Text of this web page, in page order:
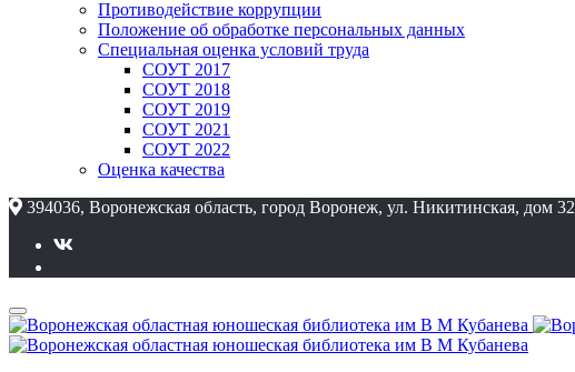
Противодействие коррупции
Положение об обработке персональных данных
Специальная оценка условий труда
СОУТ 2017
СОУТ 2018
СОУТ 2019
СОУТ 2021
СОУТ 2022
Оценка качества
394036, Воронежская область, город Воронеж, ул. Никитинская, дом 32